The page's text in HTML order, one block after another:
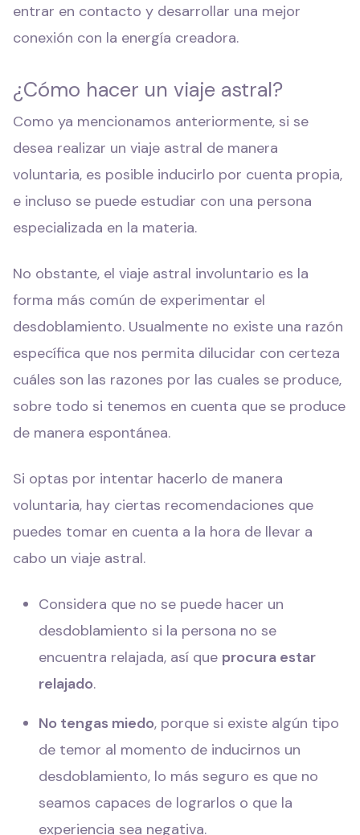
entrar en contacto y desarrollar una mejor
conexión con la energía creadora.
¿Cómo hacer un viaje astral?
Como ya mencionamos anteriormente, si se
desea realizar un viaje astral de manera
voluntaria, es posible inducirlo por cuenta propia,
e incluso se puede estudiar con una persona
especializada en la materia.
No obstante, el viaje astral involuntario es la
forma más común de experimentar el
desdoblamiento. Usualmente no existe una razón
específica que nos permita dilucidar con certeza
cuáles son las razones por las cuales se produce,
sobre todo si tenemos en cuenta que se produce
de manera espontánea.
Si optas por intentar hacerlo de manera
voluntaria, hay ciertas recomendaciones que
puedes tomar en cuenta a la hora de llevar a
cabo un viaje astral.
Considera que no se puede hacer un
desdoblamiento si la persona no se
encuentra relajada, así que procura estar
relajado.
No tengas miedo, porque si existe algún tipo
de temor al momento de inducirnos un
desdoblamiento, lo más seguro es que no
seamos capaces de lograrlos o que la
experiencia sea negativa.